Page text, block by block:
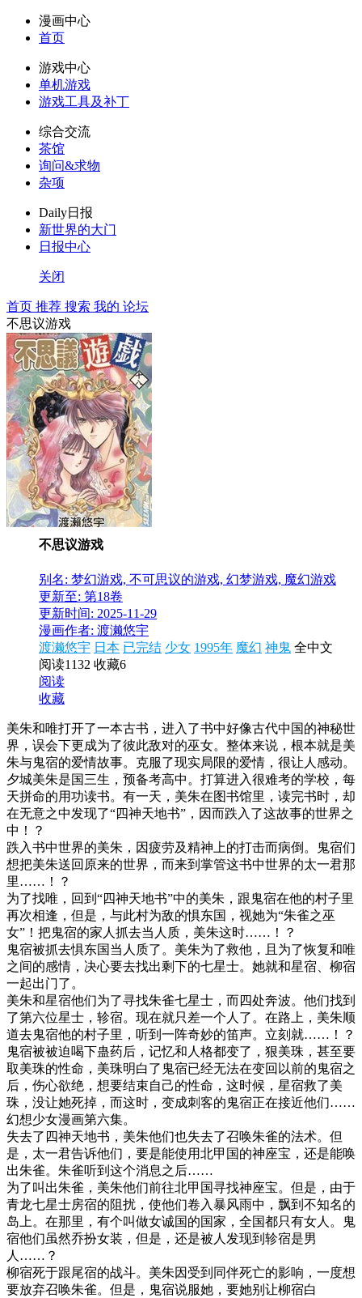
漫画中心
首页
游戏中心
单机游戏
游戏工具及补丁
综合交流
茶馆
询问&求物
杂项
Daily日报
新世界的大门
日报中心
关闭
首页 推荐 搜索 我的 论坛
不思议游戏
不思议游戏
别名: 梦幻游戏, 不可思议的游戏, 幻梦游戏, 魔幻游戏
更新至: 第18卷
更新时间: 2025-11-29
漫画作者: 渡濑悠宇
渡濑悠宇 日本 已完结 少女 1995年 魔幻 神鬼 全中文
阅读1132 收藏6
阅读
收藏
美朱和唯打开了一本古书，进入了书中好像古代中国的神秘世
界，误会下更成为了彼此敌对的巫女。整体来说，根本就是美
朱与鬼宿的爱情故事。克服了现实局限的爱情，很让人感动。
夕城美朱是国三生，预备考高中。打算进入很难考的学校，每
天拼命的用功读书。有一天，美朱在图书馆里，读完书时，却
在无意之中发现了“四神天地书”，因而跌入了这故事的世界之
中！？
跌入书中世界的美朱，因疲劳及精神上的打击而病倒。鬼宿们
想把美朱送回原来的世界，而来到掌管这书中世界的太一君那
里……！？
为了找唯，回到“四神天地书”中的美朱，跟鬼宿在他的村子里
再次相逢，但是，与此村为敌的惧东国，视她为“朱雀之巫
女”！把鬼宿的家人抓去当人质，美朱这时……！？
鬼宿被抓去惧东国当人质了。美朱为了救他，且为了恢复和唯
之间的感情，决心要去找出剩下的七星士。她就和星宿、柳宿
一起出门了。
美朱和星宿他们为了寻找朱雀七星士，而四处奔波。他们找到
了第六位星士，轸宿。现在就只差一个人了。在路上，美朱顺
道去鬼宿他的村子里，听到一阵奇妙的笛声。立刻就……！？
鬼宿被被迫喝下蛊药后，记忆和人格都变了，狠美珠，甚至要
取美珠的性命，美珠明白了鬼宿已经无法在变回以前的鬼宿之
后，伤心欲绝，想要结束自己的性命，这时候，星宿救了美
珠，没让她死掉，而这时，变成刺客的鬼宿正在接近他们……
幻想少女漫画第六集。
失去了四神天地书，美朱他们也失去了召唤朱雀的法术。但
是，太一君告诉他们，要是能使用北甲国的神座宝，还是能唤
出朱雀。朱雀听到这个消息之后……
为了叫出朱雀，美朱他们前往北甲国寻找神座宝。但是，由于
青龙七星士房宿的阻扰，使他们卷入暴风雨中，飘到不知名的
岛上。在那里，有个叫做女诚国的国家，全国都只有女人。鬼
宿他们虽然乔扮女装，但是，还是被人发现到轸宿是男
人……？
柳宿死于跟尾宿的战斗。美朱因受到同伴死亡的影响，一度想
要放弃召唤朱雀。但是，鬼宿说服她，要她别让柳宿白